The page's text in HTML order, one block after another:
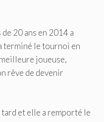
20 ans en 2014 a
terminé le tournoi en
joueuse,
rêve de devenir
tard et elle a remporté le